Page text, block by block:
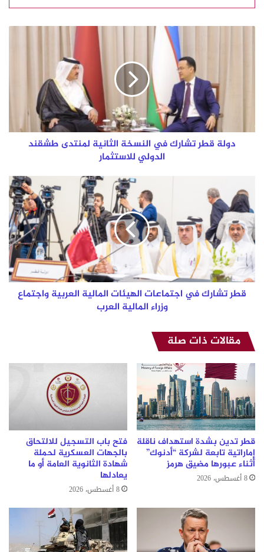
دولة
الدولي
للاستثماردولة قطر تشارك في النسخة الثانية لمنتدى طشقند
الدولي للاستثمار
تشارك
في
اجتماعات
الهيئات
المالية
العربية
واجتماع
وزراء
المالية
قطر تشارك في اجتماعات الهيئات المالية العربية واجتماع
وزراء المالية العرب
مقالات ذات صلة
قطر تدين بشدة استهداف ناقلة
إماراتية تابعة لشركة “أدنوك”
أثناء عبورها مضيق هرمز
8 أغسطس، 2026
فتح باب التسجيل للالتحاق
بالجهات العسكرية لحملة
شهادة الثانوية العامة أو ما
يعادلها
8 أغسطس، 2026